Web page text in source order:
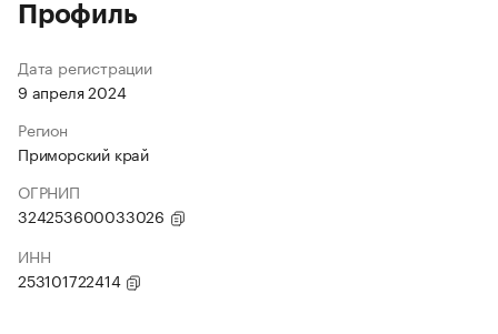
Профиль
Дата регистрации
9 апреля 2024
Регион
Приморский край
ОГРНИП
324253600033026
ИНН
253101722414